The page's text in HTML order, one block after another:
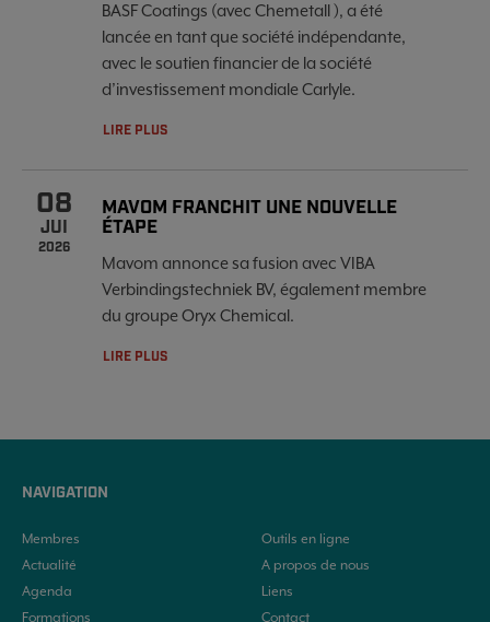
BASF Coatings (avec Chemetall ), a été
lancée en tant que société indépendante,
avec le soutien financier de la société
d’investissement mondiale Carlyle.
LIRE PLUS
08
JUI
2026
MAVOM FRANCHIT UNE NOUVELLE
ÉTAPE
Mavom annonce sa fusion avec VIBA
Verbindingstechniek BV, également membre
du groupe Oryx Chemical.
LIRE PLUS
NAVIGATION
Membres
Actualité
Agenda
Formations
Outils en ligne
A propos de nous
Liens
Contact